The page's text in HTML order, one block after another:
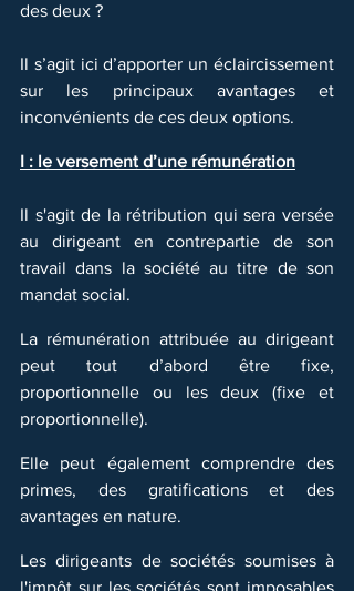
des deux ?
Il s’agit ici d’apporter un éclaircissement
sur les principaux avantages et
inconvénients de ces deux options.
I : le versement d’une rémunération
Il s'agit de la rétribution qui sera versée
au dirigeant en contrepartie de son
travail dans la société au titre de son
mandat social.
La rémunération attribuée au dirigeant
peut tout d’abord être fixe,
proportionnelle ou les deux (fixe et
proportionnelle).
Elle peut également comprendre des
primes, des gratifications et des
avantages en nature.
Les dirigeants de sociétés soumises à